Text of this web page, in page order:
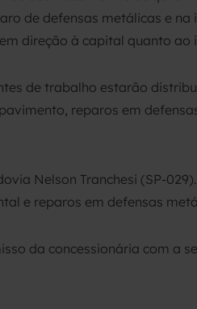
de defensas metálicas e
direção à capital quanto ao
de trabalho estarão
reparos em
Nelson Tranchesi (SP-
e reparos em defensas
da concessionária com a